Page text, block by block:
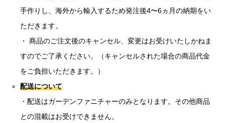
手作りし、海外から輸入するため発注後4〜6ヵ月の納期をい
ただきます。
・ 商品のご注文後のキャンセル、変更はお受けいたしかねま
すのでご了承ください。（キャンセルされた場合の商品代金
をご負担いただきます。）
配送について
・配送はガーデンファニチャーのみとなります。その他商品
との混載はお受けできません。